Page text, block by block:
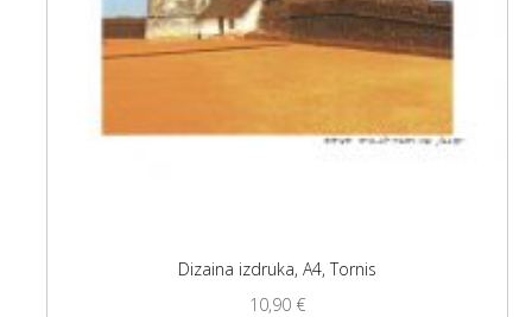
Dizaina izdruka, A4, Tornis
10,90 €